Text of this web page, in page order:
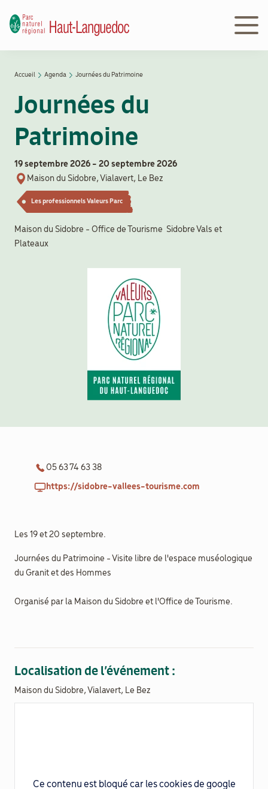
contenu
principal
Découvrir
Le
en
action
Parc
peut
Secondaire
Actualités
Recrutement
d'Ariane
Accueil Agenda Journées du Patrimoine
Journées du
Patrimoine
19 septembre 2026 - 20 septembre 2026
Maison du Sidobre, Vialavert, Le Bez
Les professionnels Valeurs Parc
Maison du Sidobre - Office de Tourisme Sidobre Vals et
Plateaux
05 63 74 63 38
https://sidobre-vallees-tourisme.com
Les 19 et 20 septembre.
Journées du Patrimoine - Visite libre de l'espace muséologique
du Granit et des Hommes
Organisé par la Maison du Sidobre et l'Office de Tourisme.
Localisation de l’événement :
Maison du Sidobre, Vialavert, Le Bez
Ce contenu est bloqué car les cookies de google